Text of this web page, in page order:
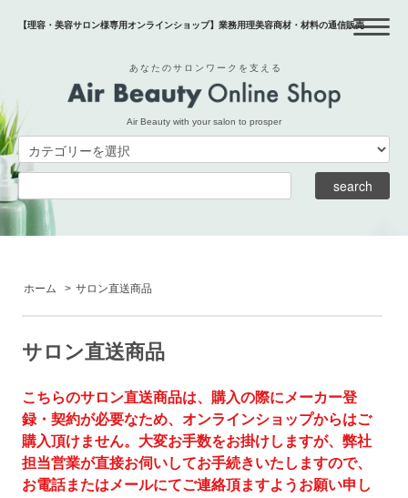
【理容・美容サロン様専用オンラインショップ】業務用理美容商材・材料の通信販売
あなたのサロンワークを支える
Air Beauty with your salon to prosper
ホーム > サロン直送商品
サロン直送商品
こちらのサロン直送商品は、購入の際にメーカー登
録・契約が必要なため、オンラインショップからはご
購入頂けません。大変お手数をお掛けしますが、弊社
担当営業が直接お伺いしてお手続きいたしますので、
お電話またはメールにてご連絡頂ますようお願い申し